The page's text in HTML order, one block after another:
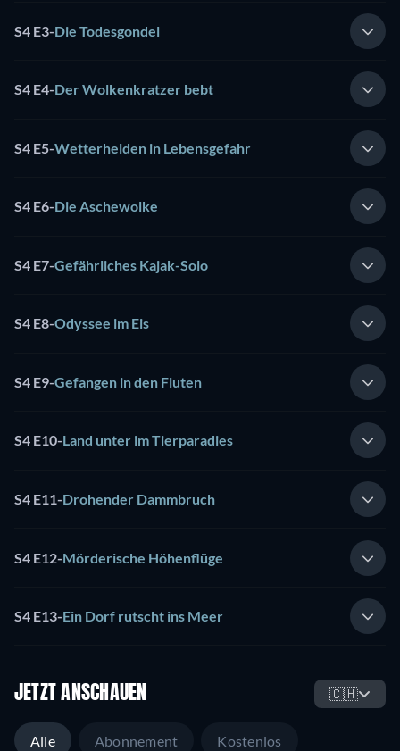
S4 E3-Die Todesgondel
S4 E4-Der Wolkenkratzer bebt
S4 E5-Wetterhelden in Lebensgefahr
S4 E6-Die Aschewolke
S4 E7-Gefährliches Kajak-Solo
S4 E8-Odyssee im Eis
S4 E9-Gefangen in den Fluten
S4 E10-Land unter im Tierparadies
S4 E11-Drohender Dammbruch
S4 E12-Mörderische Höhenflüge
S4 E13-Ein Dorf rutscht ins Meer
JETZT ANSCHAUEN 🇨🇭
Alle Abonnement Kostenlos